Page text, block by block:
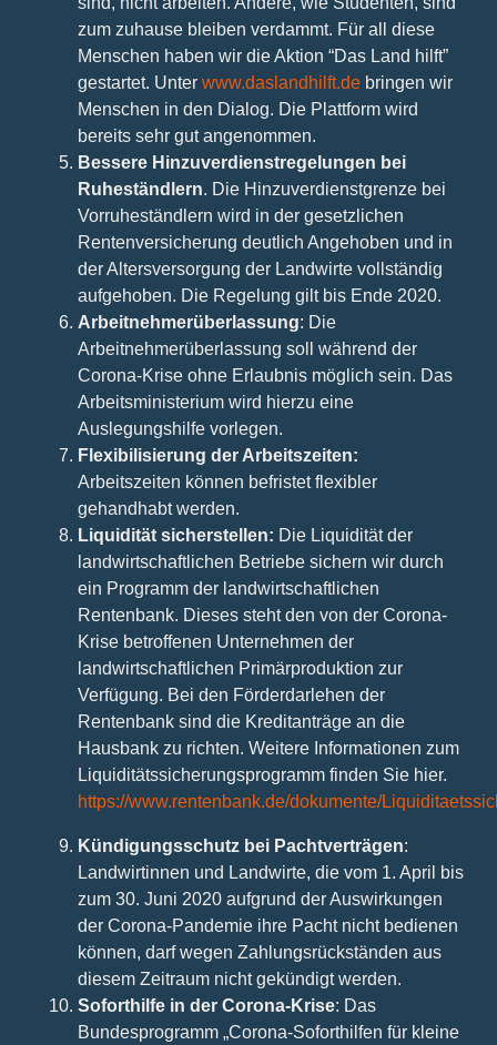
zum zuhause bleiben verdammt. Für all diese
Menschen haben wir die Aktion “Das Land hilft”
gestartet. Unter www.daslandhilft.de bringen wir
Menschen in den Dialog. Die Plattform wird
bereits sehr gut angenommen.
Bessere Hinzuverdienstregelungen bei
Ruheständlern. Die Hinzuverdienstgrenze bei
Vorruheständlern wird in der gesetzlichen
Rentenversicherung deutlich Angehoben und in
der Altersversorgung der Landwirte vollständig
aufgehoben. Die Regelung gilt bis Ende 2020.
Arbeitnehmerüberlassung: Die
Arbeitnehmerüberlassung soll während der
Corona-Krise ohne Erlaubnis möglich sein. Das
Arbeitsministerium wird hierzu eine
Auslegungshilfe vorlegen.
Flexibilisierung der Arbeitszeiten:
Arbeitszeiten können befristet flexibler
gehandhabt werden.
Liquidität sicherstellen: Die Liquidität der
landwirtschaftlichen Betriebe sichern wir durch
ein Programm der landwirtschaftlichen
Rentenbank. Dieses steht den von der Corona-
Krise betroffenen Unternehmen der
landwirtschaftlichen Primärproduktion zur
Verfügung. Bei den Förderdarlehen der
Rentenbank sind die Kreditanträge an die
Hausbank zu richten. Weitere Informationen zum
Liquiditätssicherungsprogramm finden Sie hier.
https://www.rentenbank.de/dokumente/
Kündigungsschutz bei Pachtverträgen:
Landwirtinnen und Landwirte, die vom 1. April bis
zum 30. Juni 2020 aufgrund der Auswirkungen
der Corona-Pandemie ihre Pacht nicht bedienen
können, darf wegen Zahlungsrückständen aus
diesem Zeitraum nicht gekündigt werden.
Soforthilfe in der Corona-Krise: Das
Bundesprogramm „Corona-Soforthilfen für kleine